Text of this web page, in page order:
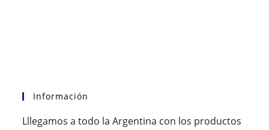
Información
Lllegamos a todo la Argentina con los productos